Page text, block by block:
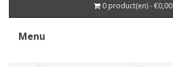
0 product(en) - €0,00
Menu